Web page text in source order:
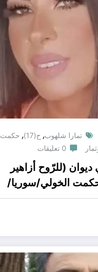
تمارا شلهوب, ح(17) , حكمت
0 تعليقات
(للرّوح أزاهير
الخولي/سوريا/
شلهوب/لبنان